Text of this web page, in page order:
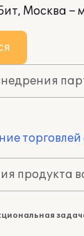
Москва –
торговлей
продукта